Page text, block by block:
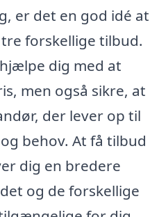
er det en god idé at
forskellige tilbud.
dig med at
men også sikre, at
der lever op til
behov. At få tilbud
dig en bredere
og de forskellige